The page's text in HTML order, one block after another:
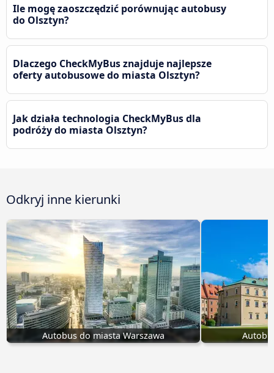
Ile mogę zaoszczędzić porównując autobusy
do Olsztyn?
Dlaczego CheckMyBus znajduje najlepsze
oferty autobusowe do miasta Olsztyn?
Jak działa technologia CheckMyBus dla
podróży do miasta Olsztyn?
Odkryj inne kierunki
Autobus do miasta Warszawa